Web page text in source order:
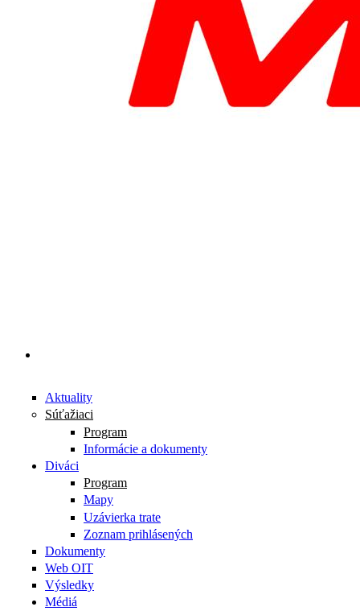
Aktuality
Súťažiaci
Program
Informácie a dokumenty
Diváci
Program
Mapy
Uzávierka trate
Zoznam prihlásených
Dokumenty
Web OIT
Výsledky
Médiá